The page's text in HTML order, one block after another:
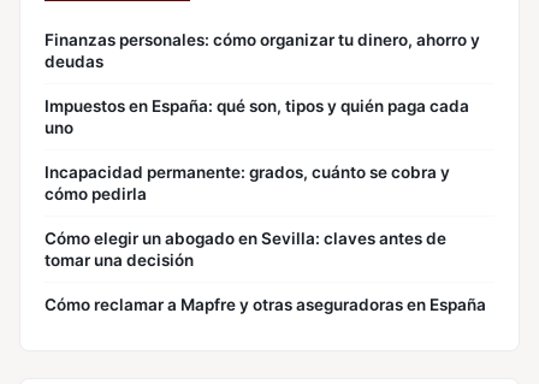
Finanzas personales: cómo organizar tu dinero, ahorro y
deudas
Impuestos en España: qué son, tipos y quién paga cada
uno
Incapacidad permanente: grados, cuánto se cobra y
cómo pedirla
Cómo elegir un abogado en Sevilla: claves antes de
tomar una decisión
Cómo reclamar a Mapfre y otras aseguradoras en España